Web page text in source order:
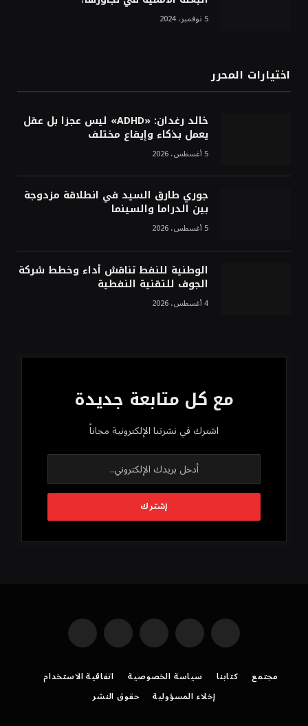
5 نوفمبر، 2024
اختيارات المحرر
خالد رغدان: «ADHD» ليس عجزا بل عقل
يعمل بذكاء وإيقاع مختلف
5 أغسطس، 2026
جوري طارق السيد في انطلاقة مزدوجة
بين الدراما والسينما
5 أغسطس، 2026
الوطنية للنفط تناقش أداء وخطط شركة
الجوف للتقنية النفطية
4 أغسطس، 2026
مع كل متابعة جديدة
اشترك في نشرتنا الإلكترونية مجاناً
فيسبوك
(Twitter)
بينتيريست يوتيوب رديت
مجتمع كتابنا سياسة الخصوصية
اتفاقية الاستخدام
إخلاء المسؤولية
حقوق النشر